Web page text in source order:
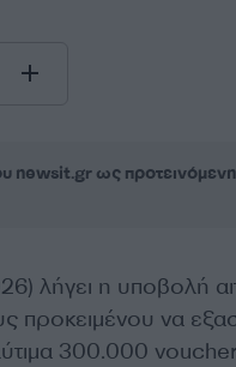
newsit.gr ως
λήγει η υποβολή
προκειμένου να
300.000